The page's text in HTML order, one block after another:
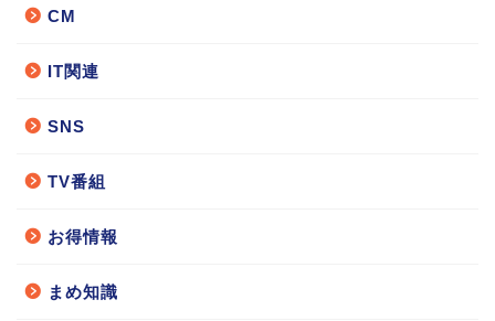
CM
IT関連
SNS
TV番組
お得情報
まめ知識